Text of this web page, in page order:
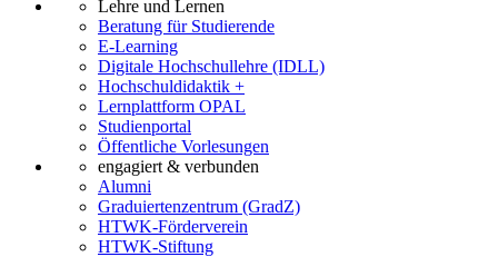
Lehre und Lernen
Beratung für Studierende
E-Learning
Digitale Hochschullehre (IDLL)
Hochschuldidaktik +
Lernplattform OPAL
Studienportal
Öffentliche Vorlesungen
engagiert & verbunden
Alumni
Graduiertenzentrum (GradZ)
HTWK-Förderverein
HTWK-Stiftung